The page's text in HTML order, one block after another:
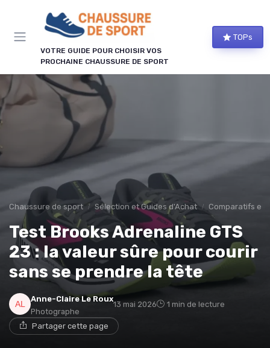
VOTRE GUIDE POUR CHOISIR VOS
PROCHAINE CHAUSSURE DE SPORT
TOPs
Chaussure de sport Sélection et Guides d'Achat Comparatifs et
Test Brooks Adrenaline GTS
23 : la valeur sûre pour courir
sans se prendre la tête
Anne-Claire Le Roux
Photographe
13 mai 2026 1 min de lecture
Partager cette page